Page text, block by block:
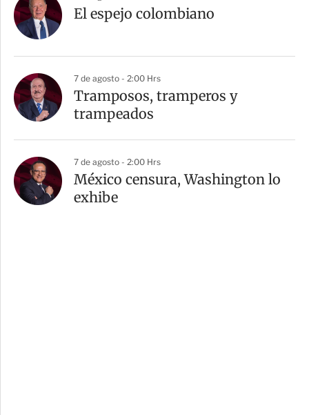
El espejo colombiano
7 de agosto - 2:00 Hrs
Tramposos, tramperos y
trampeados
7 de agosto - 2:00 Hrs
México censura, Washington lo
exhibe